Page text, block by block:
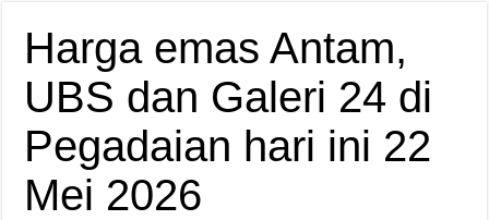
Harga emas Antam,
UBS dan Galeri 24 di
Pegadaian hari ini 22
Mei 2026